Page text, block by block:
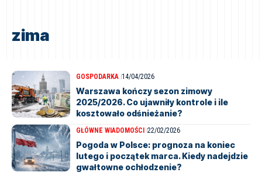
zima
GOSPODARKA 14/04/2026
Warszawa kończy sezon zimowy
2025/2026. Co ujawniły kontrole i ile
kosztowało odśnieżanie?
GŁÓWNE WIADOMOŚCI 22/02/2026
Pogoda w Polsce: prognoza na koniec
lutego i początek marca. Kiedy nadejdzie
gwałtowne ochłodzenie?